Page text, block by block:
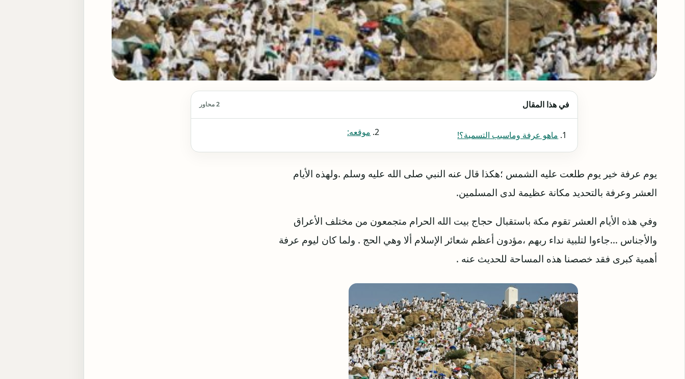
في هذا المقال 2 محاور
ماهو عرفة وماسبب التسمية؟! موقعه:
يوم عرفة خير يوم طلعت عليه الشمس ؛هكذا قال عنه النبي صلى الله عليه وسلم .ولهذه الأيام
العشر وعرفة بالتحديد مكانة عظيمة لدى المسلمين.
وفي هذه الأيام العشر تقوم مكة باستقبال حجاج بيت الله الحرام متجمعون من مختلف الأعراق
والأجناس …جاءوا لتلبية نداء ربهم ،مؤدون أعظم شعائر الإسلام ألا وهي الحج . ولما كان ليوم عرفة
أهمية كبرى فقد خصصنا هذه المساحة للحديث عنه .